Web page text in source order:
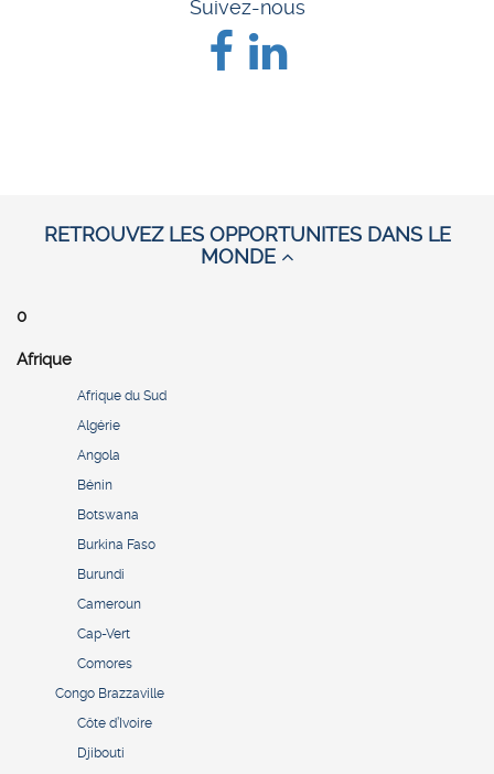
Suivez-nous
RETROUVEZ LES OPPORTUNITES DANS LE
MONDE
0
Afrique
Afrique du Sud
Algérie
Angola
Bénin
Botswana
Burkina Faso
Burundi
Cameroun
Cap-Vert
Comores
Congo Brazzaville
Côte d’Ivoire
Djibouti